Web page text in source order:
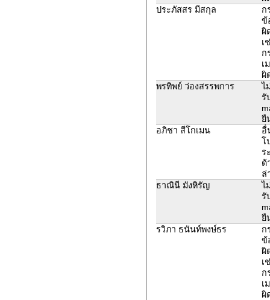
ประภัสสร มีสกุล
ก
ข้
ผิ
เ
ก
เ
ผิ
พรทิพย์ ว่องสรรพการ
ไ
รั
ยื
อภิชา สีโกเมน
อื่
โ
ร
ด้
ล่
ธาณินี มังหิรัญ
ไ
รั
ยื
รวิภา ธนันท์พงษ์ธร
ก
ข้
ผิ
เ
ก
เ
ผิ